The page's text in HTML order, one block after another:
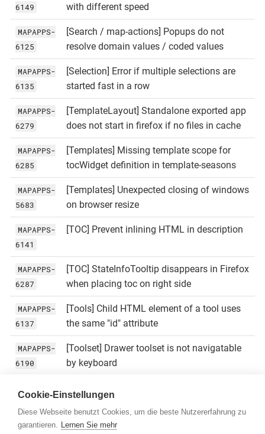
6149
with different speed
MAPAPPS-
6125
[Search / map-actions] Popups do not
resolve domain values / coded values
MAPAPPS-
6135
[Selection] Error if multiple selections are
started fast in a row
MAPAPPS-
6279
[TemplateLayout] Standalone exported app
does not start in firefox if no files in cache
MAPAPPS-
6285
[Templates] Missing template scope for
tocWidget definition in template-seasons
MAPAPPS-
5683
[Templates] Unexpected closing of windows
on browser resize
MAPAPPS-
6141
[TOC] Prevent inlining HTML in description
MAPAPPS-
6287
[TOC] StateInfoTooltip disappears in Firefox
when placing toc on right side
MAPAPPS-
6137
[Tools] Child HTML element of a tool uses
the same "id" attribute
MAPAPPS-
6190
[Toolset] Drawer toolset is not navigatable
by keyboard
navigatable via keyboard focus
MAPAPPS- [Toolsets] Toolsets are not drawn /
Cookie-Einstellungen
Diese Webseite benutzt Cookies, um die beste Nutzererfahrung zu
garantieren. Lernen Sie mehr